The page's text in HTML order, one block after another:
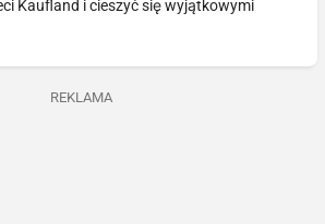
Kaufland i cieszyć się wyjątkowymi
REKLAMA